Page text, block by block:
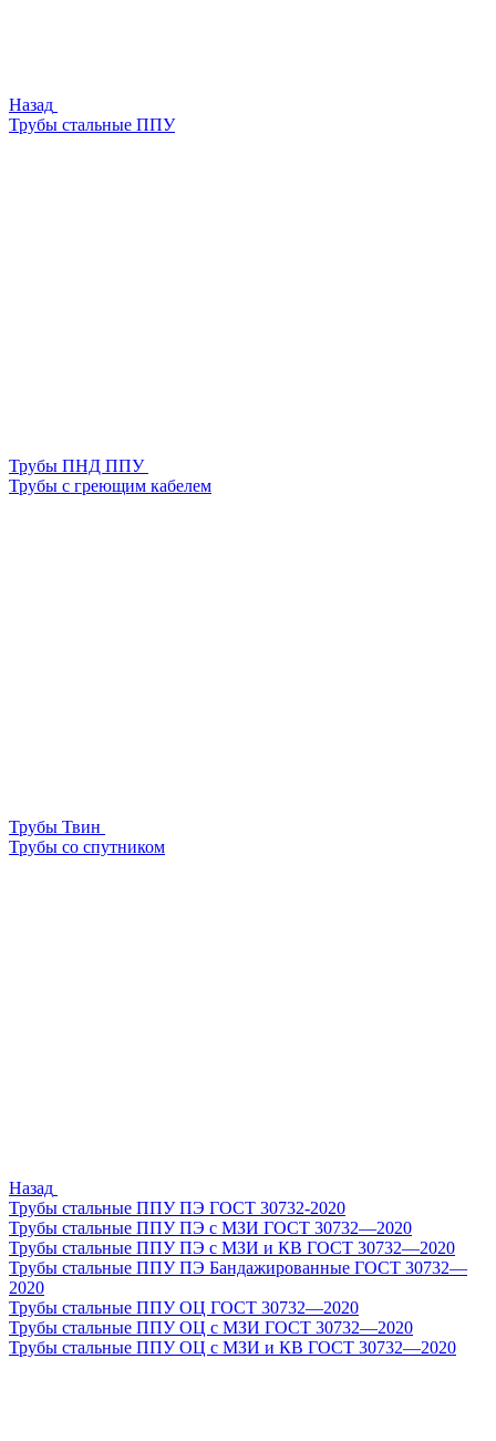
Назад
Трубы стальные ППУ
Трубы ПНД ППУ
Трубы с греющим кабелем
Трубы Твин
Трубы со спутником
Назад
Трубы стальные ППУ ПЭ ГОСТ 30732-2020
Трубы стальные ППУ ПЭ с МЗИ ГОСТ 30732—2020
Трубы стальные ППУ ПЭ с МЗИ и КВ ГОСТ 30732—2020
Трубы стальные ППУ ПЭ Бандажированные ГОСТ 30732—
2020
Трубы стальные ППУ ОЦ ГОСТ 30732—2020
Трубы стальные ППУ ОЦ с МЗИ ГОСТ 30732—2020
Трубы стальные ППУ ОЦ с МЗИ и КВ ГОСТ 30732—2020